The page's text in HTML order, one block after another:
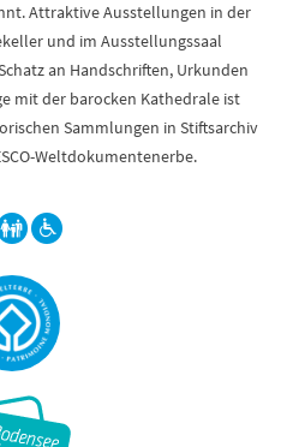
Attraktive Ausstellungen in der
und im Ausstellungssaal
an Handschriften, Urkunden
mit der barocken Kathedrale ist
Sammlungen in Stiftsarchiv
Weltdokumentenerbe.